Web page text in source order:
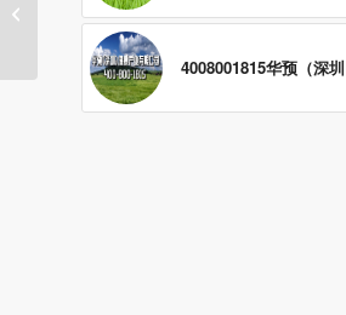
4008001815华预（深
12月11日400号码！